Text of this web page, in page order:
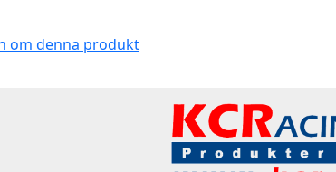
om denna produkt